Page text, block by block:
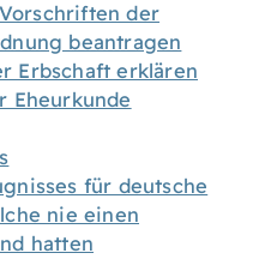
der
beantragen
Erbschaft erklären
Eheurkunde
für deutsche
nie einen
hatten